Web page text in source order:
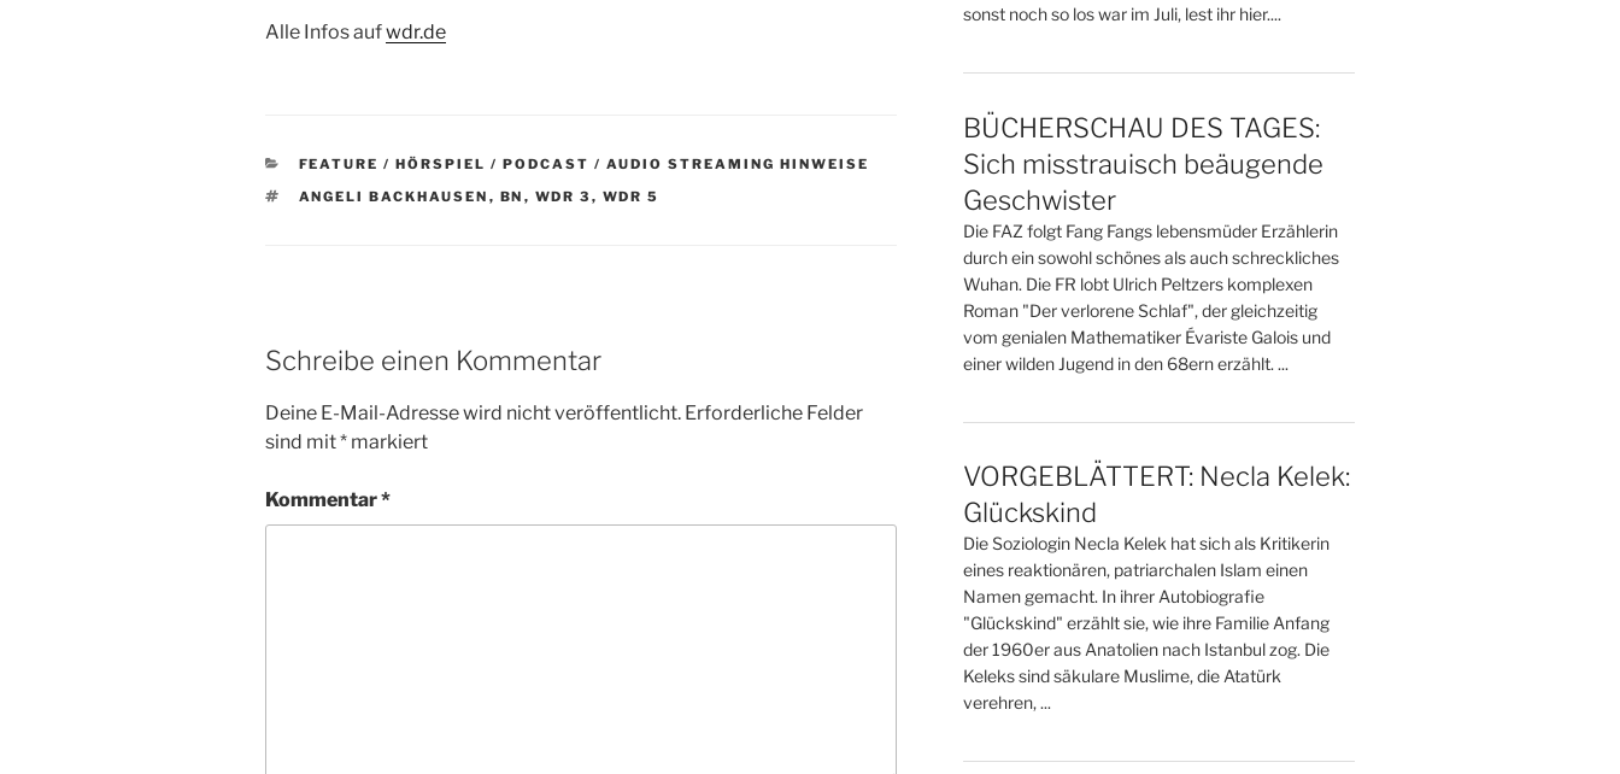
Alle Infos aufwdr.de
KATEGORIEN
FEATURE / HÖRSPIEL / PODCAST / AUDIO STREAMING HINWEISE
SCHLAGWÖRTER
ANGELI BACKHAUSEN , BN , WDR 3 , WDR 5
Schreibe einen Kommentar
Deine E-Mail-Adresse wird nicht veröffentlicht. Erforderliche Felder
sind mit* markiert
Kommentar*
sonst noch so los war im Juli, lest ihr hier....
BÜCHERSCHAU DES TAGES:
Sich misstrauisch beäugende
Geschwister
Die FAZ folgt Fang Fangs lebensmüder Erzählerin
durch ein sowohl schönes als auch schreckliches
Wuhan. Die FR lobt Ulrich Peltzers komplexen
Roman "Der verlorene Schlaf", der gleichzeitig
vom genialen Mathematiker Évariste Galois und
einer wilden Jugend in den 68ern erzählt. ...
VORGEBLÄTTERT: Necla Kelek:
Glückskind
Die Soziologin Necla Kelek hat sich als Kritikerin
eines reaktionären, patriarchalen Islam einen
Namen gemacht. In ihrer Autobiografie
"Glückskind" erzählt sie, wie ihre Familie Anfang
der 1960er aus Anatolien nach Istanbul zog. Die
Keleks sind säkulare Muslime, die Atatürk
verehren, ...